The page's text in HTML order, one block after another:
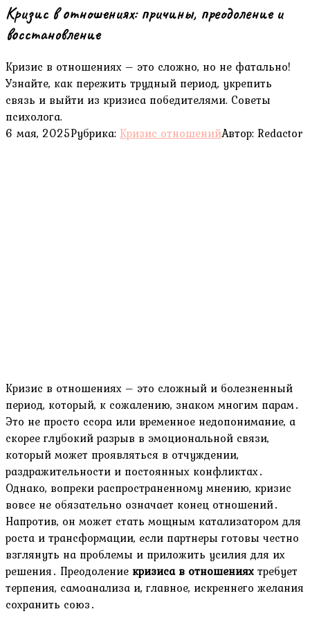
Кризис в отношениях: причины, преодоление и
восстановление
Кризис в отношениях – это сложно, но не фатально!
Узнайте, как пережить трудный период, укрепить
связь и выйти из кризиса победителями. Советы
психолога.
6 мая, 2025Рубрика: Кризис отношенийАвтор: Redactor
Кризис в отношениях – это сложный и болезненный
период, который, к сожалению, знаком многим парам․
Это не просто ссора или временное недопонимание, а
скорее глубокий разрыв в эмоциональной связи,
который может проявляться в отчуждении,
раздражительности и постоянных конфликтах․
Однако, вопреки распространенному мнению, кризис
вовсе не обязательно означает конец отношений․
Напротив, он может стать мощным катализатором для
роста и трансформации, если партнеры готовы честно
взглянуть на проблемы и приложить усилия для их
решения․ Преодоление кризиса в отношениях требует
терпения, самоанализа и, главное, искреннего желания
сохранить союз․